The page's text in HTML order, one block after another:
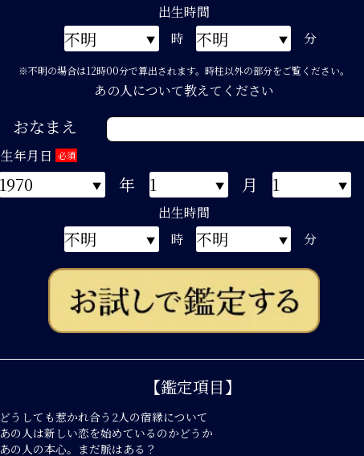
出生時間
時
分
※不明の場合は12時00分で算出されます。時柱以外の部分をご覧ください。
あの人について教えてください
おなまえ
生年月日 必須
年 月
出生時間
時
分
【鑑定項目】
どうしても惹かれ合う2人の宿縁について
あの人は新しい恋を始めているのかどうか
あの人の本心。まだ脈はある？